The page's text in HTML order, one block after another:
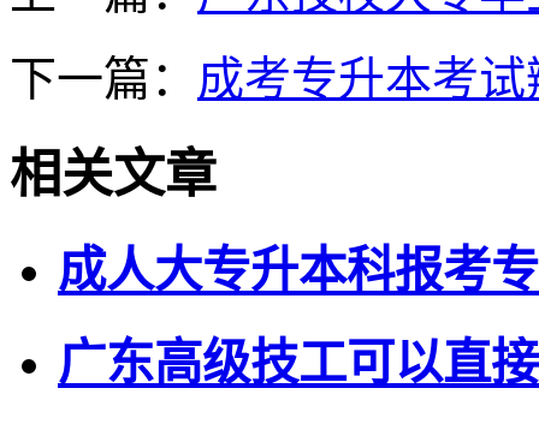
下一篇： 成考专升本考
相关文章
成人大专升本科报考
广东高级技工可以直